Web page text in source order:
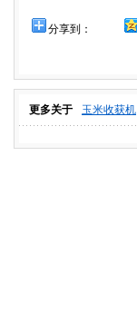
分享到：
更多关于 玉米收获机